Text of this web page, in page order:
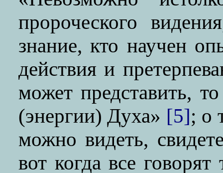
пророческого
знание, кто научен
действия и
может представить,
(энергии) Духа» [5]; о
можно видеть,
вот когда все